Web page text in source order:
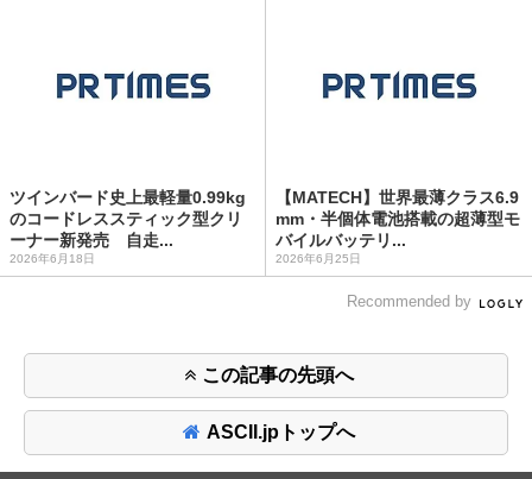
ツインバード史上最軽量0.99kg
のコードレススティック型クリ
ーナー新発売 自走...
2026年6月18日
【MATECH】世界最薄クラス6.9
mm・半個体電池搭載の超薄型モ
バイルバッテリ...
2026年6月25日
Recommended by
この記事の先頭へ
ASCII.jpトップへ